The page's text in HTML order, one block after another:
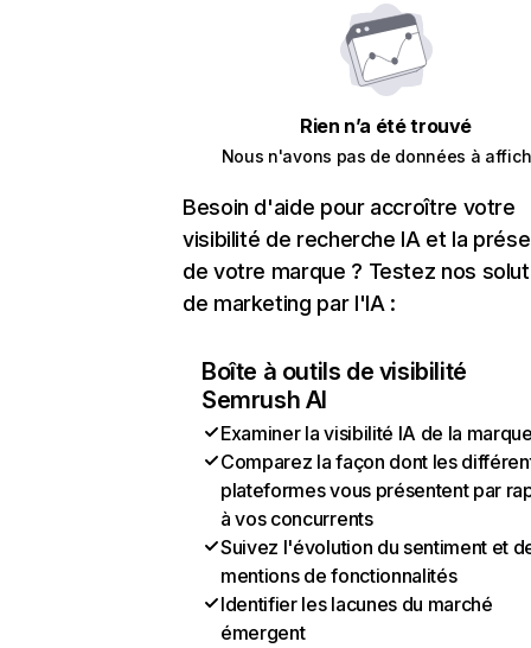
Rien n’a été trouvé
Nous n'avons pas de données à
Besoin d'aide pour accroître votre
visibilité de recherche IA et la
de votre marque ? Testez nos
de marketing par l'IA :
Boîte à outils de visibilité
Semrush AI
Examiner la visibilité IA de la
Comparez la façon dont les
plateformes vous présentent par
à vos concurrents
Suivez l'évolution du sentiment et
mentions de fonctionnalités
Identifier les lacunes du marché
émergent